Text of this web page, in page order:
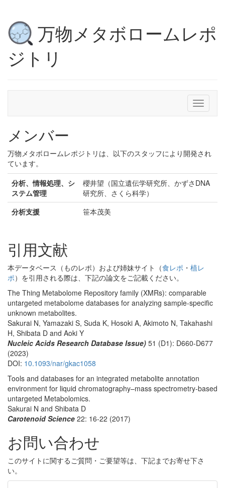
万物メタボロームレポ
ジトリ
Toggle
メンバー
万物メタボロームレポジトリは、以下のスタッフにより開発され
ています。
分析、情報処理、シ
ステム管理
櫻井望（国立遺伝学研究所、かずさDNA
研究所、さくら科学）
分析支援
笹本茂美
引用文献
本データベース（ものレポ）および姉妹サイト（食レポ ・ 植レ
ポ）を引用される際は、下記の論文をご記載ください。
The Thing Metabolome Repository family (XMRs): comparable
untargeted metabolome databases for analyzing sample-specific
unknown metabolites.
Sakurai N, Yamazaki S, Suda K, Hosoki A, Akimoto N, Takahashi
H, Shibata D and Aoki Y
Nucleic Acids Research Database Issue) 51 (D1): D660-D677
(2023)
DOI: 10.1093/nar/gkac1058
Tools and databases for an integrated metabolite annotation
environment for liquid chromatography–mass spectrometry-based
untargeted Metabolomics.
Sakurai N and Shibata D
Carotenoid Science 22: 16-22 (2017)
お問い合わせ
このサイトに関するご質問・ご要望等は、下記までお寄せ下さ
い。